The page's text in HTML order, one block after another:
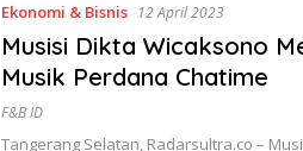
Ekonomi & Bisnis 12 April 2023
Musisi Dikta Wicaksono
Musik Perdana Chatime
F&B ID
Tangerang Selatan, Radarsultra.co –